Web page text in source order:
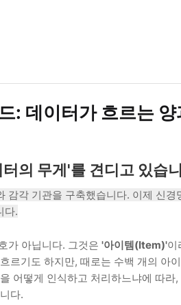
: 데이터가 흐르는 양
의 무게'를 견디고 있습
감각 기관을 구축했습니다. 이제 신경
다.
가 아닙니다. 그것은 '아이템(Item)'이
르기도 하지만, 때로는 수백 개의 아
어떻게 인식하고 처리하느냐에 따라,
다.